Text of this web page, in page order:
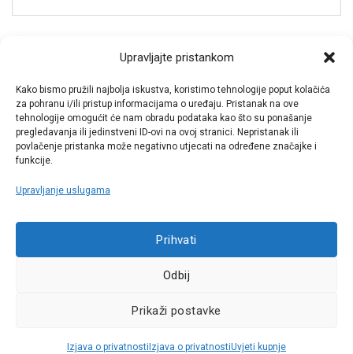
Upravljajte pristankom
Kako bismo pružili najbolja iskustva, koristimo tehnologije poput kolačića
za pohranu i/ili pristup informacijama o uređaju. Pristanak na ove
tehnologije omogućit će nam obradu podataka kao što su ponašanje
pregledavanja ili jedinstveni ID-ovi na ovoj stranici. Nepristanak ili
povlačenje pristanka može negativno utjecati na određene značajke i
funkcije.
Upravljanje uslugama
Prihvati
Odbij
Prikaži postavke
Izjava o privatnosti Izjava o privatnostiUvjeti kupnje
komentirao.
Call centar
+38513030300